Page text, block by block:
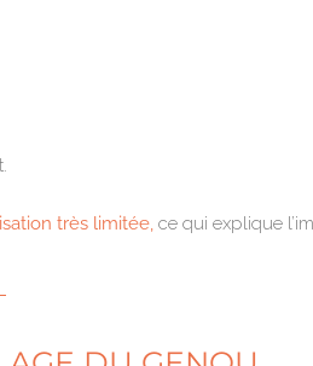
très limitée, ce qui explique